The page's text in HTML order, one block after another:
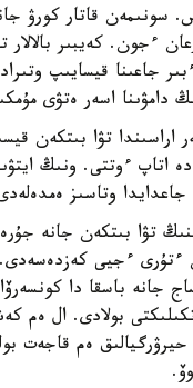
سونىمەن قاتار كورۋ
ءجون. كەيبىر بالالار
جاعىنا قيسايىپ
دامۋىنا اسەر ەتۋى
اراسىندا تۋا بىتكەن
اتاپ ءوتتى. ونىڭ
جاعدايدا وتاسىز
تۋا بىتكەن جانە جۇرە
ءتۇرى ءجيى كەزدەسەدى.
جانە باسقا دا
بولادى. ال ەم
ەم قاجەت